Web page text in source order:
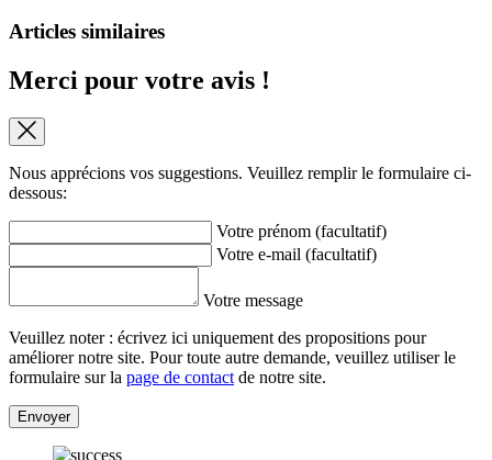
Articles similaires
Merci pour votre avis !
Nous apprécions vos suggestions. Veuillez remplir le formulaire ci-
dessous:
Votre prénom (facultatif)
Votre e-mail (facultatif)
Votre message
Veuillez noter : écrivez ici uniquement des propositions pour
améliorer notre site. Pour toute autre demande, veuillez utiliser le
formulaire sur la page de contact de notre site.
Envoyer